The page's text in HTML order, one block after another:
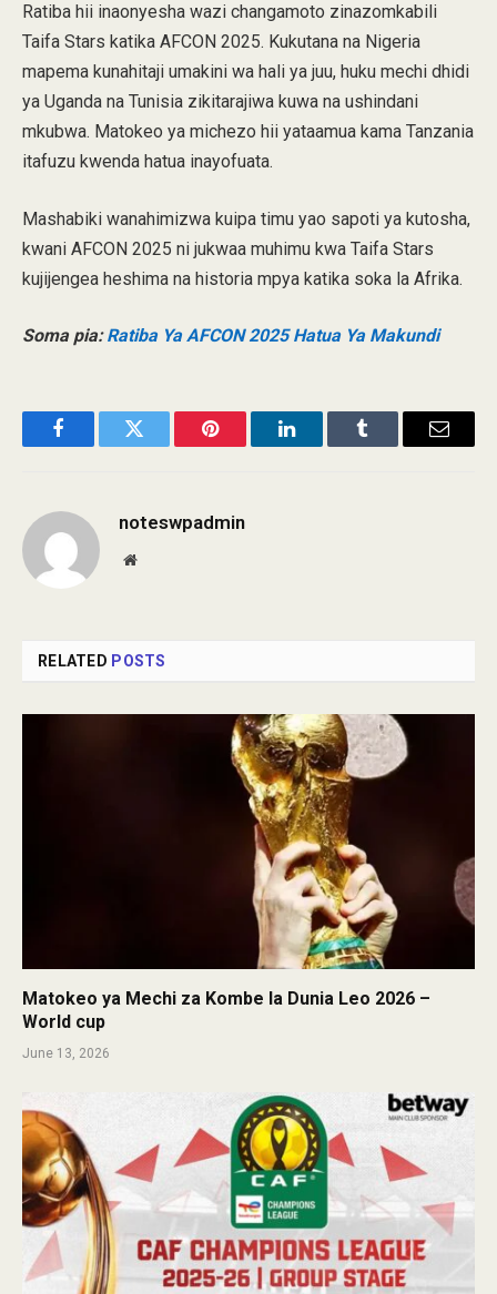
Ratiba hii inaonyesha wazi changamoto zinazomkabili
Taifa Stars katika AFCON 2025. Kukutana na Nigeria
mapema kunahitaji umakini wa hali ya juu, huku mechi dhidi
ya Uganda na Tunisia zikitarajiwa kuwa na ushindani
mkubwa. Matokeo ya michezo hii yataamua kama Tanzania
itafuzu kwenda hatua inayofuata.
Mashabiki wanahimizwa kuipa timu yao sapoti ya kutosha,
kwani AFCON 2025 ni jukwaa muhimu kwa Taifa Stars
kujijengea heshima na historia mpya katika soka la Afrika.
Soma pia:Ratiba Ya AFCON 2025 Hatua Ya Makundi
FacebookTwitter Pinterest LinkedInTumblr Email
noteswpadmin
Website
RELATED POSTS
Matokeo ya Mechi za Kombe la Dunia Leo 2026 –
World cup
June 13, 2026